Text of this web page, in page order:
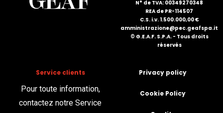
N° de TVA: 00349270348
REA de PR-114507
C.S. i.v. 1.500.000,00 €
amministrazione@pec.geafspa.it
© G.E.A.F. S.P.A. - Tous droits
réservés
Service clients
Pour toute information,
contactez notre Service
Privacy policy
Cookie Policy